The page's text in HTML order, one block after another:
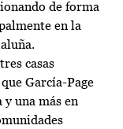
de forma
en la
casas
García-Page
una más en